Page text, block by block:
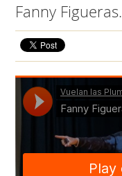
Fanny Figueras.